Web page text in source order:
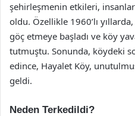
şehirleşmenin etkileri,
oldu. Özellikle 1960’lı
göç etmeye başladı ve köy
tutmuştu. Sonunda, köydeki
edince, Hayalet Köy,
geldi.
Neden Terkedildi?